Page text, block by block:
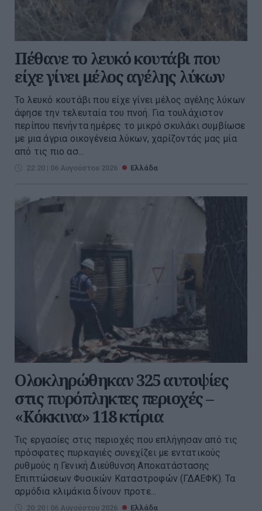
Πέθανε το λευκό κουτάβι που
είχε γίνει μέλος αγέλης λύκων
Το λευκό κουτάβι που είχε γίνει μέλος αγέλης λύκων
άφησε την τελευταία του πνοή. Για τουλάχιστον
περίπου πενήντα ημέρες το μικρό σκυλάκι συμβίωσε
με μια άγρια οικογένεια λύκων, χαρίζοντάς μας μία
από τις πιο ασ...
22:20 | 06 Αυγούστου 2026 Ελλάδα
Ολοκληρώθηκαν 325 αυτοψίες
στις πυρόπληκτες περιοχές –
«Κόκκινα» 118 κτίρια
Τις εργασίες στις περιοχές που επλήγησαν από τις
πρόσφατες πυρκαγιές συνεχίζει με εντατικούς
ρυθμούς η Γενική Διεύθυνση Αποκατάστασης
Επιπτώσεων Φυσικών Καταστροφών (ΓΔΑΕΦΚ). Τα
αρμόδια κλιμάκια δίνουν προτε...
20:20 | 06 Αυγούστου 2026 Ελλάδα